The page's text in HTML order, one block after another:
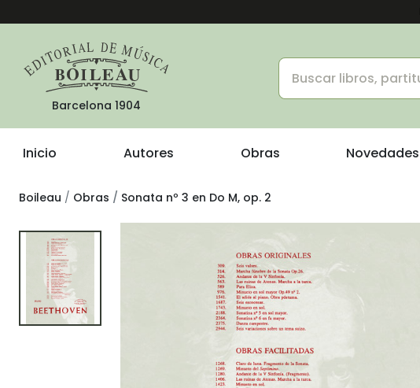
Barcelona 1904
Inicio Autores Obras Novedades
Boileau Obras Sonata nº 3 en Do M, op. 2